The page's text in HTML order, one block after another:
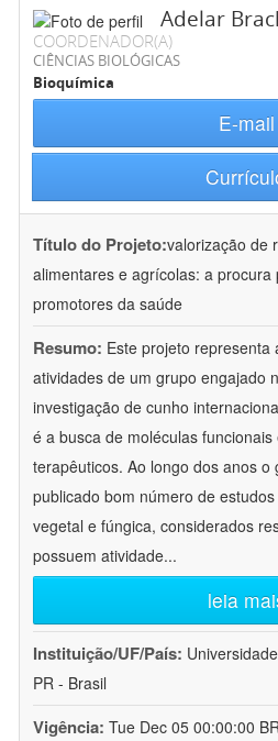
Adelar
COORDENADOR(A)
CIÊNCIAS BIOLÓGICAS
Bioquímica
E-mail
Título do Projeto:valorização de
alimentares e agrícolas: a procura
promotores da saúde
Resumo: Este projeto representa
atividades de um grupo engajado
investigação de cunho
é a busca de moléculas
terapêuticos. Ao longo dos anos
publicado bom número de
vegetal e fúngica, considerados
possuem atividade...
leia
Instituição/UF/País:
PR - Brasil
Vigência: Tue Dec 05 00:00:00